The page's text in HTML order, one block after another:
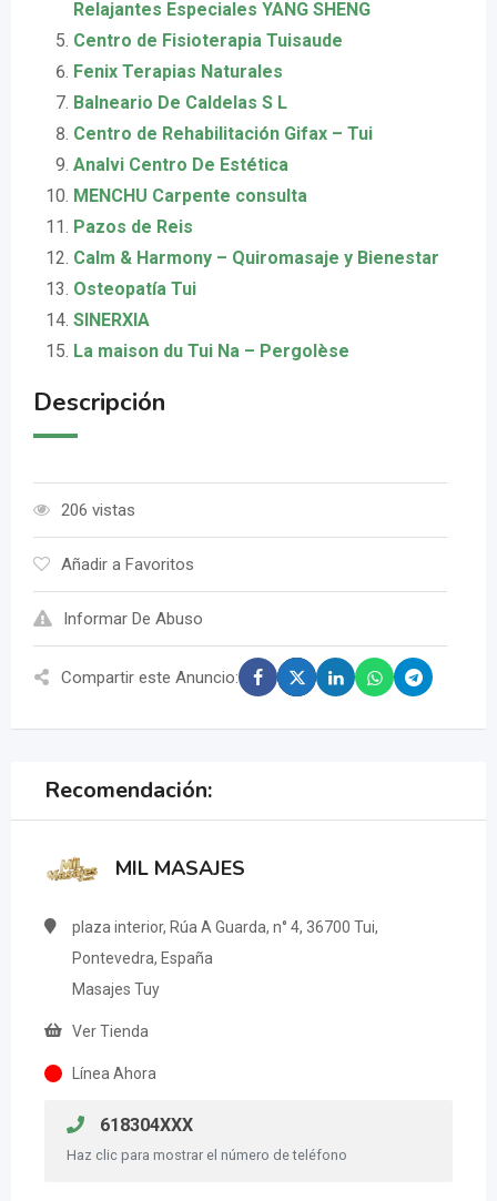
Relajantes Especiales YANG SHENG
Centro de Fisioterapia Tuisaude
Fenix Terapias Naturales
Balneario De Caldelas S L
Centro de Rehabilitación Gifax – Tui
Analvi Centro De Estética
MENCHU Carpente consulta
Pazos de Reis
Calm & Harmony – Quiromasaje y Bienestar
Osteopatía Tui
SINERXIA
La maison du Tui Na – Pergolèse
Descripción
206 vistas
Añadir a Favoritos
Informar De Abuso
Compartir este Anuncio:
Recomendación:
MIL MASAJES
plaza interior, Rúa A Guarda, n° 4, 36700 Tui,
Pontevedra, España
Masajes Tuy
Ver Tienda
Línea Ahora
618304XXX
Haz clic para mostrar el número de teléfono